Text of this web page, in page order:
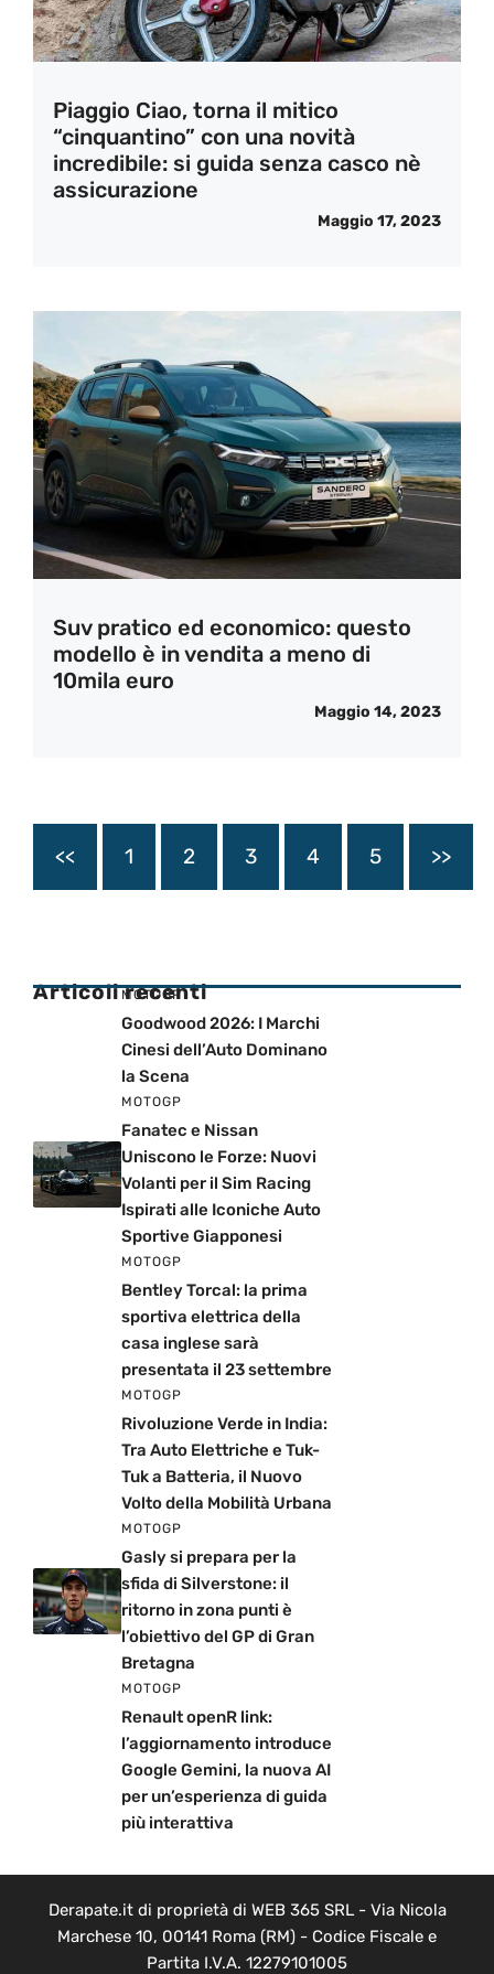
Piaggio Ciao, torna il mitico
“cinquantino” con una novità
incredibile: si guida senza casco nè
assicurazione
Maggio 17, 2023
Suv pratico ed economico: questo
modello è in vendita a meno di
10mila euro
Maggio 14, 2023
<< 1 2 3 4 5 >>
Articoli recenti
MOTOGP
Goodwood 2026: I Marchi
Cinesi dell’Auto Dominano
la Scena
MOTOGP
Fanatec e Nissan
Uniscono le Forze: Nuovi
Volanti per il Sim Racing
Ispirati alle Iconiche Auto
Sportive Giapponesi
MOTOGP
Bentley Torcal: la prima
sportiva elettrica della
casa inglese sarà
presentata il 23 settembre
MOTOGP
Rivoluzione Verde in India:
Tra Auto Elettriche e Tuk-
Tuk a Batteria, il Nuovo
Volto della Mobilità Urbana
MOTOGP
Gasly si prepara per la
sfida di Silverstone: il
ritorno in zona punti è
l’obiettivo del GP di Gran
Bretagna
MOTOGP
Renault openR link:
l’aggiornamento introduce
Google Gemini, la nuova AI
per un’esperienza di guida
più interattiva
Derapate.it di proprietà di WEB 365 SRL - Via Nicola
Marchese 10, 00141 Roma (RM) - Codice Fiscale e
Partita I.V.A. 12279101005